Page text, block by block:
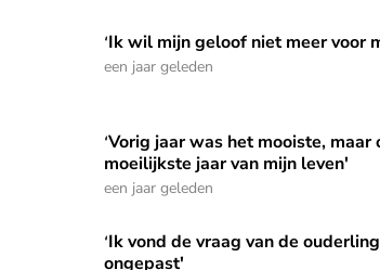
'Ik wil mijn geloof niet meer voor
'Ik wil mijn geloof niet meer voor
een jaar geleden
'Vorig jaar was het mooiste, maar
'Vorig jaar was het mooiste, maar
moeilijkste jaar van mijn leven'
een jaar geleden
'Ik vond de vraag van de ouderling
'Ik vond de vraag van de
ongepast'